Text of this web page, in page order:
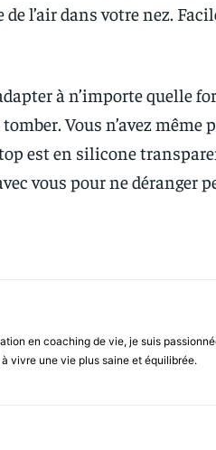
l’air dans votre nez.
à n’importe quelle
Vous n’avez même
est en silicone
vous pour ne déranger
en coaching de vie, je suis
vivre une vie plus saine et équilibrée.